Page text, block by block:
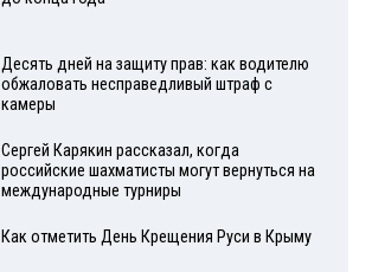
Десять дней на защиту прав: как водителю
обжаловать несправедливый штраф с
камеры
Сергей Карякин рассказал, когда
российские шахматисты могут вернуться на
международные турниры
Как отметить День Крещения Руси в Крыму